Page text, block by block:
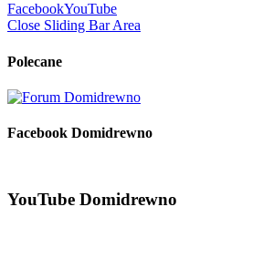
FacebookYouTube
Close Sliding Bar Area
Polecane
Facebook Domidrewno
YouTube Domidrewno